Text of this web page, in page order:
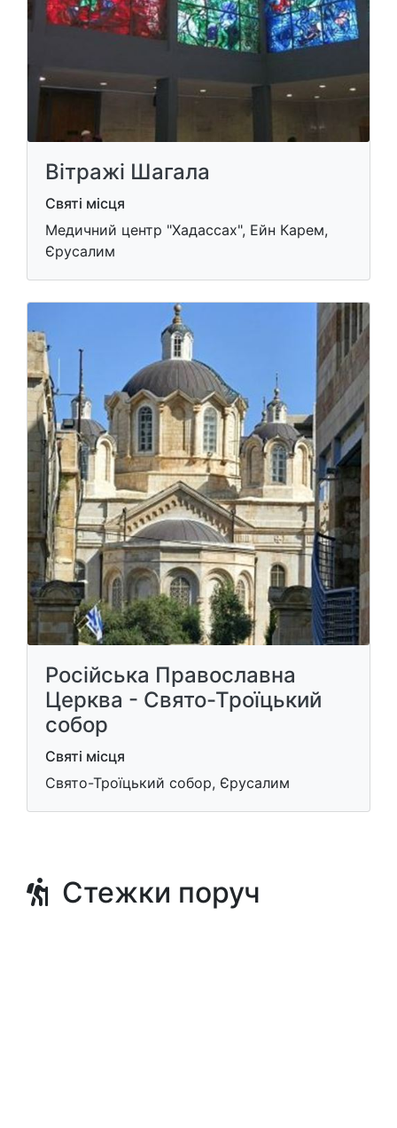
Вітражі Шагала
Святі місця
Медичний центр "Хадассах", Ейн Карем,
Єрусалим
Російська Православна
Церква - Свято-Троїцький
собор
Святі місця
Свято-Троїцький собор, Єрусалим
Стежки поруч